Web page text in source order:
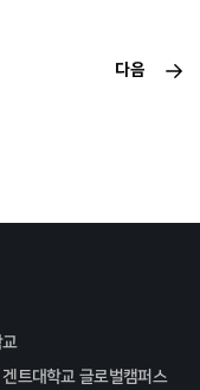
다음
램
튜브
트대학교 글로벌캠퍼스